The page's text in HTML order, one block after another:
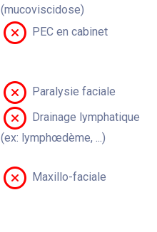
(mucoviscidose)
PEC en cabinet
Paralysie faciale
Drainage lymphatique
(ex: lymphœdème, ...)
Maxillo-faciale